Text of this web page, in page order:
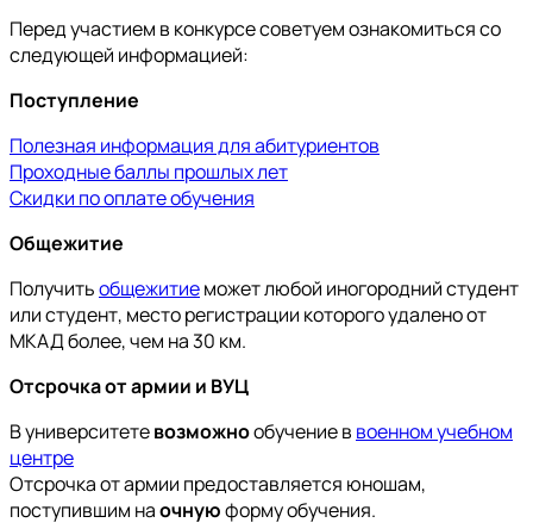
Перед участием в конкурсе советуем ознакомиться со
следующей информацией:
Поступление
Полезная информация для абитуриентов
Проходные баллы прошлых лет
Скидки по оплате обучения
Общежитие
Получитьобщежитиеможет любой иногородний студент
или студент, место регистрации которого удалено от
МКАД более, чем на 30 км.​
Отсрочка от армии и ВУЦ
В университетевозможнообучение в военном учебном
центре
Отсрочка от армии предоставляется юношам,
поступившим наочнуюформу обучения.